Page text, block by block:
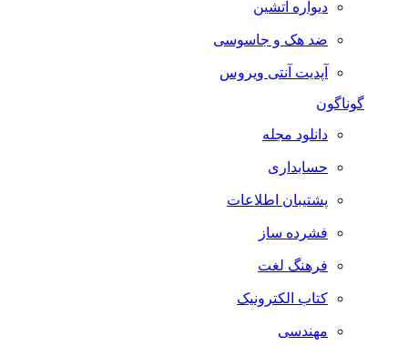
دیواره آتشین
ضد هک و جاسوسی
آپدیت آنتی ویروس
گوناگون
دانلود مجله
حسابداری
پشتیبان اطلاعات
فشرده ساز
فرهنگ لغت
کتاب الکترونیک
مهندسی